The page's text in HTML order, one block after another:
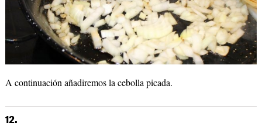
A continuación añadiremos la cebolla picada.
12.